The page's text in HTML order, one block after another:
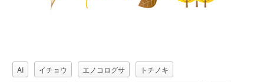
AI イチョウ エノコログサ トチノキ